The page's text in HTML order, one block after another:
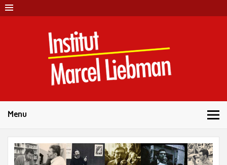
Skip
to
content
Menu